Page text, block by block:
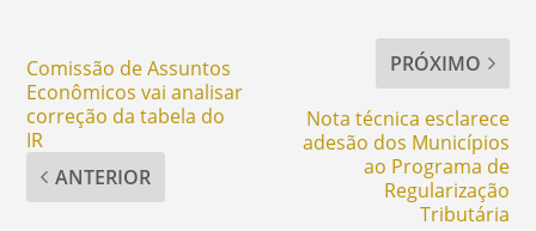
Comissão de Assuntos
Econômicos vai analisar
correção da tabela do
IR
ANTERIOR
PRÓXIMO
Nota técnica esclarece
adesão dos Municípios
ao Programa de
Regularização
Tributária